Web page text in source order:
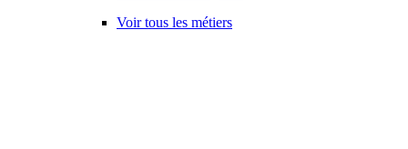
Voir tous les métiers